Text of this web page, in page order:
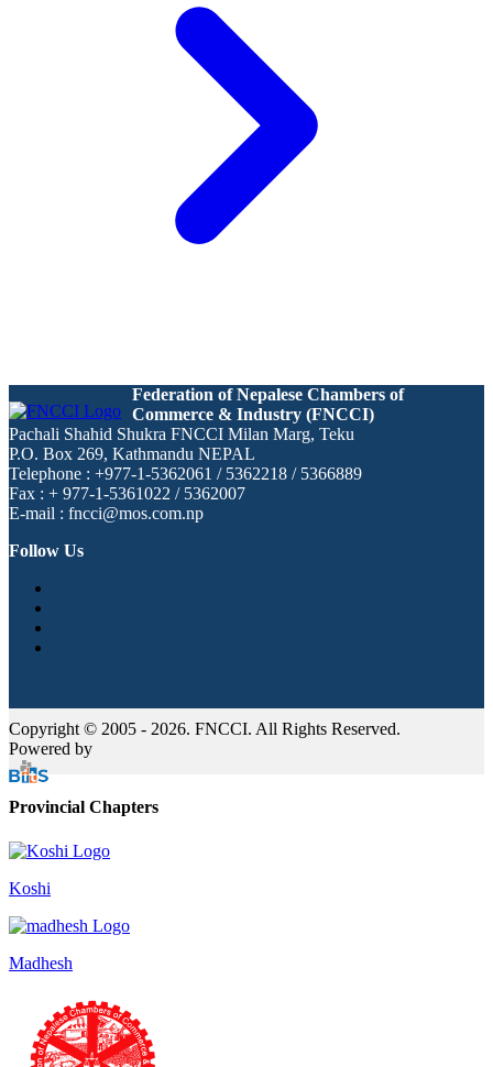
Federation of Nepalese Chambers of
Commerce & Industry (FNCCI)
Pachali Shahid Shukra FNCCI Milan Marg, Teku
P.O. Box 269, Kathmandu NEPAL
Telephone : +977-1-5362061 / 5362218 / 5366889
Fax : + 977-1-5361022 / 5362007
E-mail : fncci@mos.com.np
Follow Us
Copyright © 2005 - 2026. FNCCI. All Rights Reserved.
Powered by
Provincial Chapters
Koshi
Madhesh